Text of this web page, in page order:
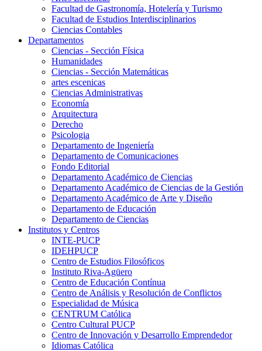
Facultad de Gastronomía, Hotelería y Turismo
Facultad de Estudios Interdisciplinarios
Ciencias Contables
Departamentos
Ciencias - Sección Física
Humanidades
Ciencias - Sección Matemáticas
artes escenicas
Ciencias Administrativas
Economía
Arquitectura
Derecho
Psicologia
Departamento de Ingeniería
Departamento de Comunicaciones
Fondo Editorial
Departamento Académico de Ciencias
Departamento Académico de Ciencias de la Gestión
Departamento Académico de Arte y Diseño
Departamento de Educación
Departamento de Ciencias
Institutos y Centros
INTE-PUCP
IDEHPUCP
Centro de Estudios Filosóficos
Instituto Riva-Agüero
Centro de Educación Contínua
Centro de Análisis y Resolución de Conflictos
Especialidad de Música
CENTRUM Católica
Centro Cultural PUCP
Centro de Innovación y Desarrollo Emprendedor
Idiomas Católica